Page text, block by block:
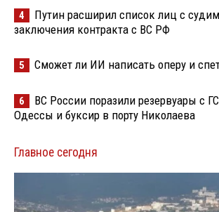
4
Путин расширил список лиц с
заключения контракта с ВС РФ
5 Сможет ли ИИ написать оперу и
6
ВС России поразили резервуары с
Одессы и буксир в порту Николаева
Главное сегодня